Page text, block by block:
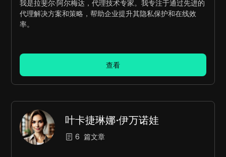
我是拉斐尔·阿尔梅达，代理技术专家。我专注于通过先进的
代理解决方案和策略，帮助企业提升其隐私保护和在线效
率。
查看
叶卡捷琳娜·伊万诺娃
6 篇文章